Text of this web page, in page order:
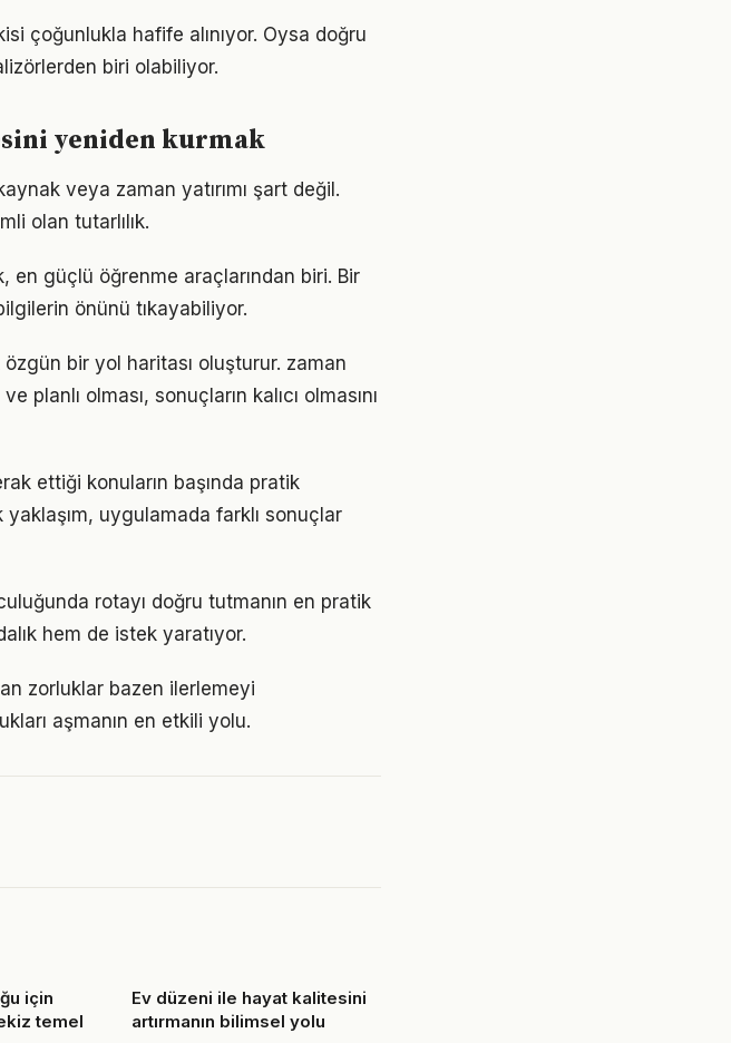
çoğunlukla hafife alınıyor. Oysa doğru
biri olabiliyor.
yeniden kurmak
veya zaman yatırımı şart değil.
olan tutarlılık.
en güçlü öğrenme araçlarından biri. Bir
önünü tıkayabiliyor.
bir yol haritası oluşturur. zaman
planlı olması, sonuçların kalıcı olmasını
ettiği konuların başında pratik
uygulamada farklı sonuçlar
rotayı doğru tutmanın en pratik
hem de istek yaratıyor.
zorluklar bazen ilerlemeyi
aşmanın en etkili yolu.
için
temel
Ev düzeni ile hayat kalitesini
artırmanın bilimsel yolu